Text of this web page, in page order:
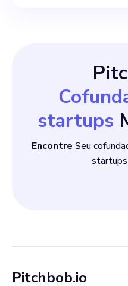
startups
Encontre Seu
Pitchbob.io